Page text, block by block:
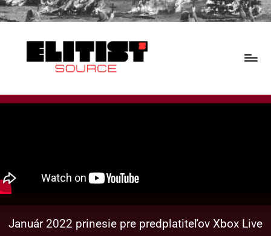
Január 2022 prinesie pre predplatiteľov Xbox Live